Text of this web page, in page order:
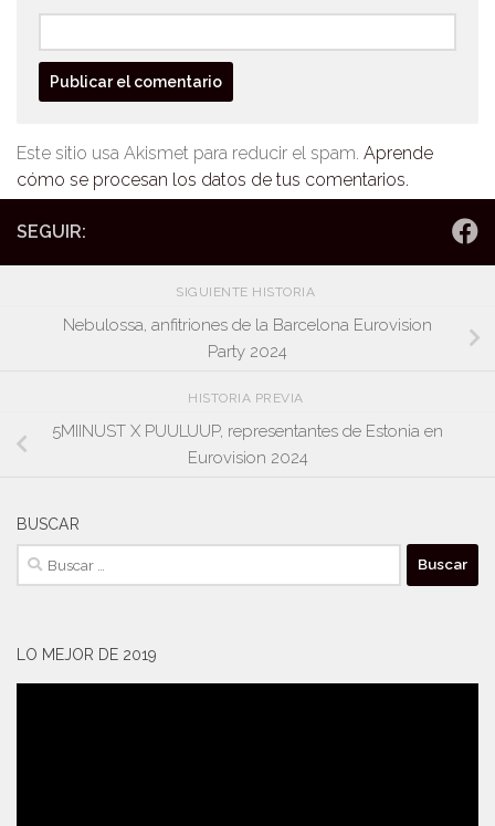
Este sitio usa Akismet para reducir el spam. Aprende
cómo se procesan los datos de tus comentarios.
SEGUIR:
SIGUIENTE HISTORIA
Nebulossa, anfitriones de la Barcelona Eurovision
Party 2024
HISTORIA PREVIA
5MIINUST X PUULUUP, representantes de Estonia en
Eurovision 2024
BUSCAR
Buscar:
LO MEJOR DE 2019